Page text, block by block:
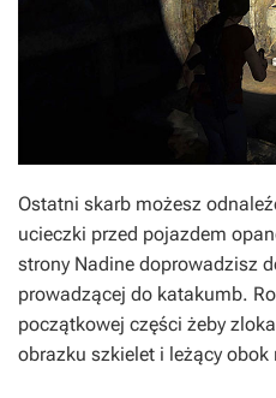
Ostatni skarb możesz
ucieczki przed pojazdem
strony Nadine doprowadzisz
prowadzącej do katakumb.
początkowej części żeby
obrazku szkielet i leżący obok